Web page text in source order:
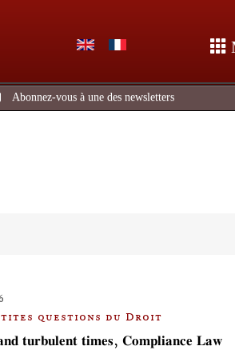
Abonnez-vous à une des newsletters
questions du Droit
𝐭𝐮𝐫𝐛𝐮𝐥𝐞𝐧𝐭 𝐭𝐢𝐦𝐞𝐬, 𝐂𝐨𝐦𝐩𝐥𝐢𝐚𝐧𝐜𝐞 𝐋𝐚𝐰